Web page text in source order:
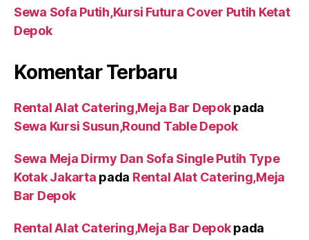
Sewa Sofa Putih,Kursi Futura Cover Putih Ketat
Depok
Komentar Terbaru
Rental Alat Catering,Meja Bar Depokpada
Sewa Kursi Susun,Round Table Depok
Sewa Meja Dirmy Dan Sofa Single Putih Type
Kotak Jakarta pada Rental Alat Catering,Meja
Bar Depok
Rental Alat Catering,Meja Bar Depokpada